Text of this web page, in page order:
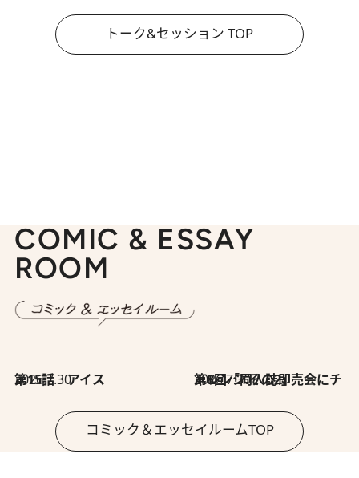
トーク&セッション TOP
COMIC & ESSAY
ROOM
2026.7.30
第15話 アイス 2026.7.30
第8回「同人誌即売会にチャレンジ その2」
コミック＆エッセイルームTOP